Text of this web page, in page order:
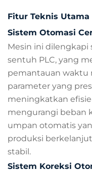
Fitur Teknis Utama
Sistem Otomasi
Mesin ini dilengkapi
sentuh PLC, yang
pemantauan waktu
parameter yang
meningkatkan
mengurangi beban
umpan otomatis
produksi
stabil.
Sistem Koreksi